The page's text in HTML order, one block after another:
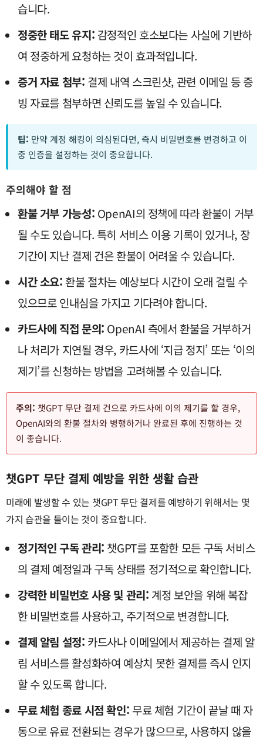
습니다.
정중한 태도 유지: 감정적인 호소보다는 사실에 기반하
여 정중하게 요청하는 것이 효과적입니다.
증거 자료 첨부: 결제 내역 스크린샷, 관련 이메일 등 증
빙 자료를 첨부하면 신뢰도를 높일 수 있습니다.
팁: 만약 계정 해킹이 의심된다면, 즉시 비밀번호를 변경하고 이
중 인증을 설정하는 것이 중요합니다.
주의해야 할 점
환불 거부 가능성: OpenAI의 정책에 따라 환불이 거부
될 수도 있습니다. 특히 서비스 이용 기록이 있거나, 장
기간이 지난 결제 건은 환불이 어려울 수 있습니다.
시간 소요: 환불 절차는 예상보다 시간이 오래 걸릴 수
있으므로 인내심을 가지고 기다려야 합니다.
카드사에 직접 문의: OpenAI 측에서 환불을 거부하거
나 처리가 지연될 경우, 카드사에 ‘지급 정지’ 또는 ‘이의
제기’를 신청하는 방법을 고려해볼 수 있습니다.
주의: 챗GPT 무단 결제 건으로 카드사에 이의 제기를 할 경우,
OpenAI와의 환불 절차와 병행하거나 완료된 후에 진행하는 것
이 좋습니다.
챗GPT 무단 결제 예방을 위한 생활 습관
미래에 발생할 수 있는 챗GPT 무단 결제를 예방하기 위해서는 몇
가지 습관을 들이는 것이 중요합니다.
정기적인 구독 관리: 챗GPT를 포함한 모든 구독 서비스
의 결제 예정일과 구독 상태를 정기적으로 확인합니다.
강력한 비밀번호 사용 및 관리: 계정 보안을 위해 복잡
한 비밀번호를 사용하고, 주기적으로 변경합니다.
결제 알림 설정: 카드사나 이메일에서 제공하는 결제 알
림 서비스를 활성화하여 예상치 못한 결제를 즉시 인지
할 수 있도록 합니다.
무료 체험 종료 시점 확인: 무료 체험 기간이 끝날 때 자
동으로 유료 전환되는 경우가 많으므로, 사용하지 않을